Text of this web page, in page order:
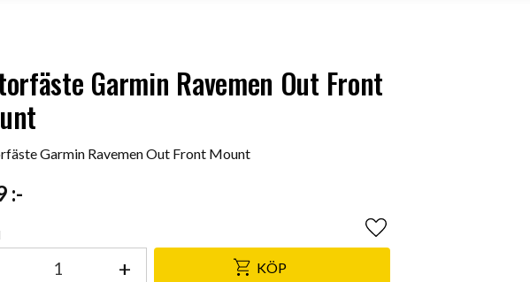
Garmin Ravemen Out Front
Garmin Ravemen Out Front Mount
:-
+ KÖP
Lägg till i favoriter